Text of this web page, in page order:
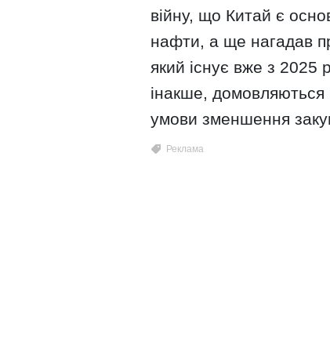
війну, що Китай є
нафти, а ще нагадав
який існує вже з 2025
інакше,
умови зменшення